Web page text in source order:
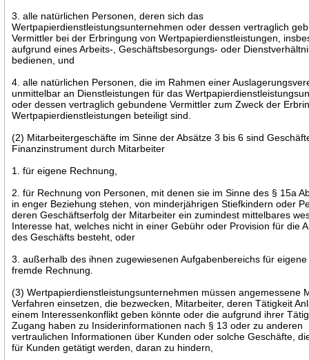
3. alle natürlichen Personen, deren sich das
Wertpapierdienstleistungsunternehmen oder dessen vertraglich
Vermittler bei der Erbringung von Wertpapierdienstleistungen,
aufgrund eines Arbeits-, Geschäftsbesorgungs- oder
bedienen, und
4. alle natürlichen Personen, die im Rahmen einer
unmittelbar an Dienstleistungen für das
oder dessen vertraglich gebundene Vermittler zum Zweck der
Wertpapierdienstleistungen beteiligt sind.
(2) Mitarbeitergeschäfte im Sinne der Absätze 3 bis 6 sind
Finanzinstrument durch Mitarbeiter
1. für eigene Rechnung,
2. für Rechnung von Personen, mit denen sie im Sinne des § 15a
in enger Beziehung stehen, von minderjährigen Stiefkindern oder
deren Geschäftserfolg der Mitarbeiter ein zumindest mittelbares
Interesse hat, welches nicht in einer Gebühr oder Provision für die
des Geschäfts besteht, oder
3. außerhalb des ihnen zugewiesenen Aufgabenbereichs für
fremde Rechnung.
(3) Wertpapierdienstleistungsunternehmen müssen angemessene
Verfahren einsetzen, die bezwecken, Mitarbeiter, deren Tätigkeit
einem Interessenkonflikt geben könnte oder die aufgrund ihrer
Zugang haben zu Insiderinformationen nach § 13 oder zu anderen
vertraulichen Informationen über Kunden oder solche Geschäfte,
für Kunden getätigt werden, daran zu hindern,